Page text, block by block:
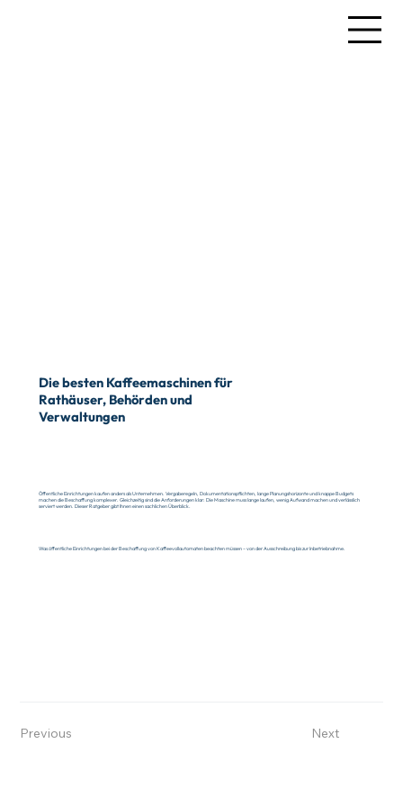
Die besten Kaffeemaschinen für
Rathäuser, Behörden und
Verwaltungen
Öffentliche Einrichtungen kaufen anders als Unternehmen. Vergaberegeln, Dokumentationspflichten, lange Planungshorizonte und knappe Budgets
machen die Beschaffung komplexer. Gleichzeitig sind die Anforderungen klar: Die Maschine muss lange laufen, wenig Aufwand machen und verlässlich
serviert werden. Dieser Ratgeber gibt Ihnen einen sachlichen Überblick.
Was öffentliche Einrichtungen bei der Beschaffung von Kaffeevollautomaten beachten müssen – von der Ausschreibung bis zur Inbetriebnahme.
Previous Next